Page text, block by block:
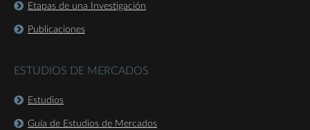
Etapas de una Investigación
Publicaciones
ESTUDIOS DE MERCADOS
Estudios
Guía de Estudios de Mercados